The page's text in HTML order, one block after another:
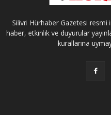
Silivri Hürhaber Gazetesi resmi
haber, etkinlik ve duyurular
kurallarına